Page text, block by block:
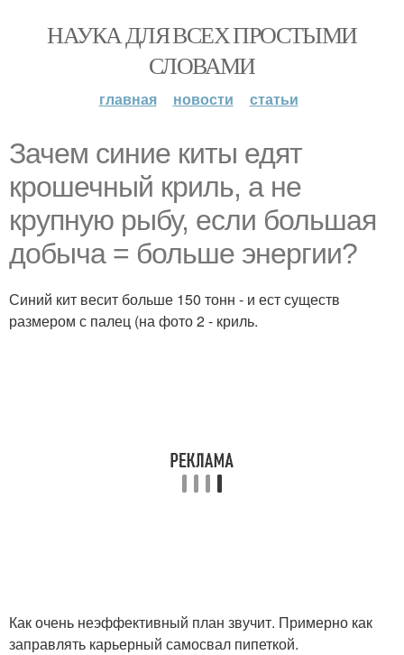
НАУКА ДЛЯ ВСЕХ ПРОСТЫМИ
СЛОВАМИ
главная новости статьи
Зачем синие киты едят
крошечный криль, а не
крупную рыбу, если большая
добыча = больше энергии?
Синий кит весит больше 150 тонн - и ест существ
размером с палец (на фото 2 - криль.
Как очень неэффективный план звучит. Примерно как
заправлять карьерный самосвал пипеткой.